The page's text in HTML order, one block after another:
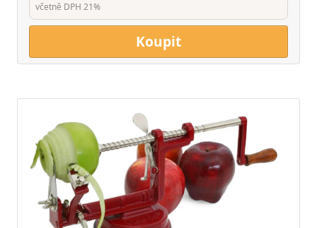
včetně DPH 21%
Koupit